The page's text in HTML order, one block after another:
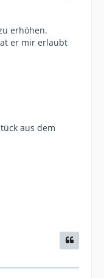
erhöhen.
er mir erlaubt
aus dem